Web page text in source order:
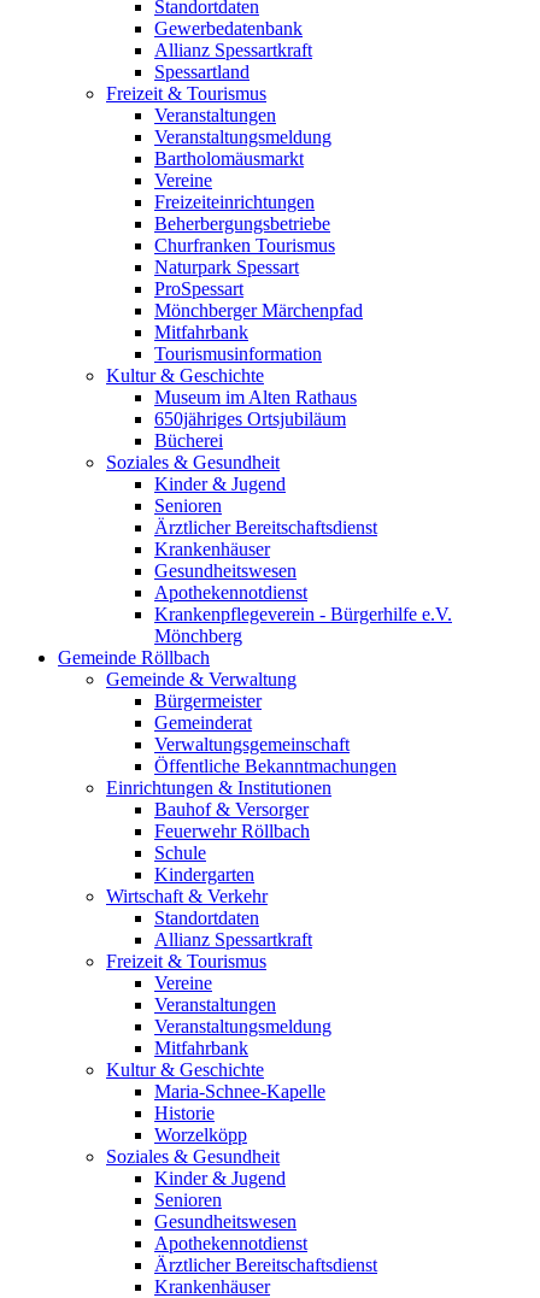
Standortdaten
Gewerbedatenbank
Allianz Spessartkraft
Spessartland
Freizeit & Tourismus
Veranstaltungen
Veranstaltungsmeldung
Bartholomäusmarkt
Vereine
Freizeiteinrichtungen
Beherbergungsbetriebe
Churfranken Tourismus
Naturpark Spessart
ProSpessart
Mönchberger Märchenpfad
Mitfahrbank
Tourismusinformation
Kultur & Geschichte
Museum im Alten Rathaus
650jähriges Ortsjubiläum
Bücherei
Soziales & Gesundheit
Kinder & Jugend
Senioren
Ärztlicher Bereitschaftsdienst
Krankenhäuser
Gesundheitswesen
Apothekennotdienst
Krankenpflegeverein - Bürgerhilfe e.V.
Mönchberg
Gemeinde Röllbach
Gemeinde & Verwaltung
Bürgermeister
Gemeinderat
Verwaltungsgemeinschaft
Öffentliche Bekanntmachungen
Einrichtungen & Institutionen
Bauhof & Versorger
Feuerwehr Röllbach
Schule
Kindergarten
Wirtschaft & Verkehr
Standortdaten
Allianz Spessartkraft
Freizeit & Tourismus
Vereine
Veranstaltungen
Veranstaltungsmeldung
Mitfahrbank
Kultur & Geschichte
Maria-Schnee-Kapelle
Historie
Worzelköpp
Soziales & Gesundheit
Kinder & Jugend
Senioren
Gesundheitswesen
Apothekennotdienst
Ärztlicher Bereitschaftsdienst
Krankenhäuser